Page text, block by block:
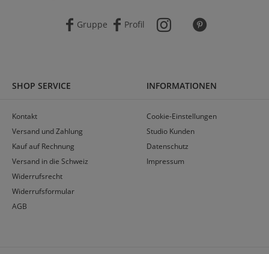
Gruppe Profil
SHOP SERVICE
Kontakt
Versand und Zahlung
Kauf auf Rechnung
Versand in die Schweiz
Widerrufsrecht
Widerrufsformular
AGB
INFORMATIONEN
Cookie-Einstellungen
Studio Kunden
Datenschutz
Impressum